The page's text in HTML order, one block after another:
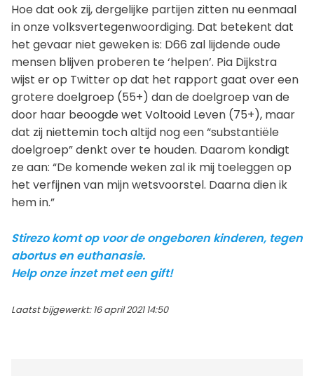
Hoe dat ook zij, dergelijke partijen zitten nu eenmaal
in onze volksvertegenwoordiging. Dat betekent dat
het gevaar niet geweken is: D66 zal lijdende oude
mensen blijven proberen te ‘helpen’. Pia Dijkstra
wijst er op Twitter op dat het rapport gaat over een
grotere doelgroep (55+) dan de doelgroep van de
door haar beoogde wet Voltooid Leven (75+), maar
dat zij niettemin toch altijd nog een “substantiële
doelgroep” denkt over te houden. Daarom kondigt
ze aan: “De komende weken zal ik mij toeleggen op
het verfijnen van mijn wetsvoorstel. Daarna dien ik
hem in.”
Stirezo komt op voor de ongeboren kinderen, tegen
abortus en euthanasie.
Help onze inzet met een gift!
Laatst bijgewerkt: 16 april 2021 14:50